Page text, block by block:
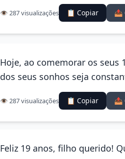
👁️ 287 visualizações 📋 Copiar 📤
Hoje, ao comemorar os seus
dos seus sonhos seja
👁️ 287 visualizações 📋 Copiar 📤
Feliz 19 anos, filho querido!